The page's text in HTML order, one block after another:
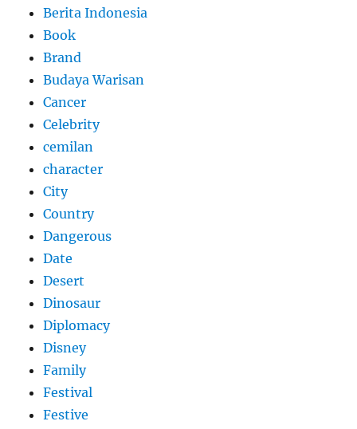
Berita Indonesia
Book
Brand
Budaya Warisan
Cancer
Celebrity
cemilan
character
City
Country
Dangerous
Date
Desert
Dinosaur
Diplomacy
Disney
Family
Festival
Festive